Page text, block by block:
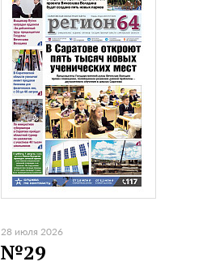
28 июля 2026
№29